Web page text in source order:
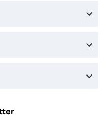


